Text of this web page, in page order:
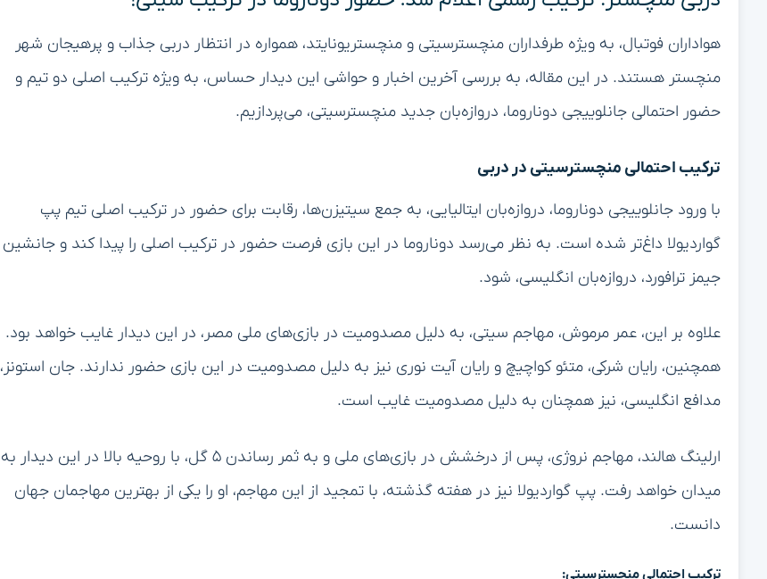
هواداران فوتبال، به ویژه طرفداران منچسترسیتی و منچستریونایتد، همواره در انتظار دربی جذاب و پرهیجان شهر
منچستر هستند. در این مقاله، به بررسی آخرین اخبار و حواشی این دیدار حساس، به ویژه ترکیب اصلی دو تیم و
حضور احتمالی جانلوییجی دوناروما، دروازه‌بان جدید منچسترسیتی، می‌پردازیم.
ترکیب احتمالی منچسترسیتی در دربی
با ورود جانلوییجی دوناروما، دروازه‌بان ایتالیایی، به جمع سیتیزن‌ها، رقابت برای حضور در ترکیب اصلی تیم پپ
گواردیولا داغ‌تر شده است. به نظر می‌رسد دوناروما در این بازی فرصت حضور در ترکیب اصلی را پیدا کند و جانشین
جیمز ترافورد، دروازه‌بان انگلیسی، شود.
علاوه بر این، عمر مرموش، مهاجم سیتی، به دلیل مصدومیت در بازی‌های ملی مصر، در این دیدار غایب خواهد بود.
همچنین، رایان شرکی، متئو کواچیچ و رایان آیت نوری نیز به دلیل مصدومیت در این بازی حضور ندارند. جان استونز،
مدافع انگلیسی، نیز همچنان به دلیل مصدومیت غایب است.
ارلینگ هالند، مهاجم نروژی، پس از درخشش در بازی‌های ملی و به ثمر رساندن ۵ گل، با روحیه بالا در این دیدار به
میدان خواهد رفت. پپ گواردیولا نیز در هفته گذشته، با تمجید از این مهاجم، او را یکی از بهترین مهاجمان جهان
دانست.
ترکیب احتمالی منچسترسیتی: